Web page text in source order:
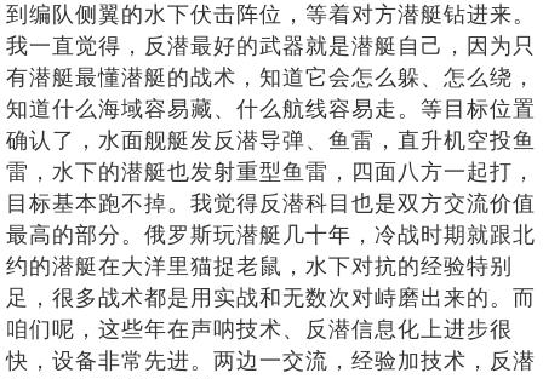
到编队侧翼的水下伏击阵位，等着对方潜艇钻进来。
我一直觉得，反潜最好的武器就是潜艇自己，因为只
有潜艇最懂潜艇的战术，知道它会怎么躲、怎么绕，
知道什么海域容易藏、什么航线容易走。等目标位置
确认了，水面舰艇发反潜导弹、鱼雷，直升机空投鱼
雷，水下的潜艇也发射重型鱼雷，四面八方一起打，
目标基本跑不掉。我觉得反潜科目也是双方交流价值
最高的部分。俄罗斯玩潜艇几十年，冷战时期就跟北
约的潜艇在大洋里猫捉老鼠，水下对抗的经验特别
足，很多战术都是用实战和无数次对峙磨出来的。而
咱们呢，这些年在声呐技术、反潜信息化上进步很
快，设备非常先进。两边一交流，经验加技术，反潜